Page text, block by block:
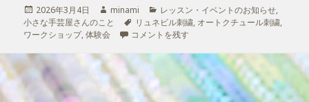
投
稿
日:
2026年3月4日
作
成
minami
カ
テ
ゴ
レッスン・イベントのお知らせ,
小さな手芸屋さんのこと
タ
グ
リュネビル刺繍, オートクチュール刺繍,
ワークショップ,体験会 初めての方向け、リュネビル刺繍の体験会
コメントを残す